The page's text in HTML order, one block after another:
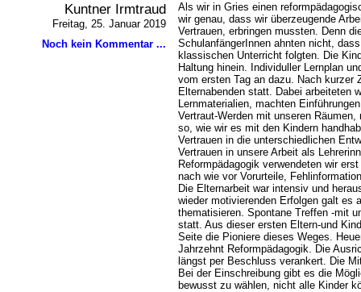
Kuntner Irmtraud
Freitag, 25. Januar 2019
Noch kein Kommentar ...
Als wir in Gries einen
wir genau, dass wir überzeugende
Vertrauen, erbringen mussten. Denn
SchulanfängerInnen ahnten nicht,
klassischen Unterricht folgten. Die
Haltung hinein. Individuller Lernplan
vom ersten Tag an dazu. Nach kurzer
Elternabenden statt. Dabei arbeiteten
Lernmaterialien, machten
Vertraut-Werden mit unseren
so, wie wir es mit den Kindern
Vertrauen in die unterschiedlichen
Vertrauen in unsere Arbeit als
Reformpädagogik verwendeten wir
nach wie vor Vorurteile,
Die Elternarbeit war intensiv und
wieder motivierenden Erfolgen galt es
thematisieren. Spontane Treffen -mit
statt. Aus dieser ersten Eltern-und
Seite die Pioniere dieses Weges.
Jahrzehnt Reformpädagogik. Die
längst per Beschluss verankert. Die
Bei der Einschreibung gibt es die
bewusst zu wählen, nicht alle Kinder